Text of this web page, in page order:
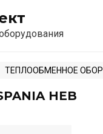
ТЕПЛООБМЕННОЕ
HEB